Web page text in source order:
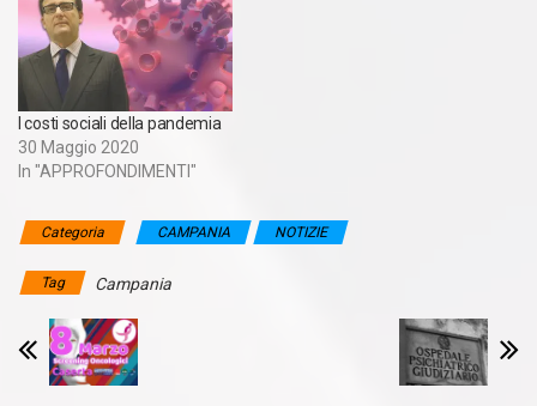
I costi sociali della pandemia
30 Maggio 2020
In "APPROFONDIMENTI"
Categoria CAMPANIA NOTIZIE
Tag Campania